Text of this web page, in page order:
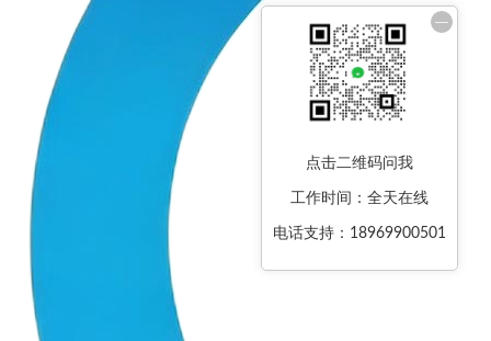
—
点击二维码问我
工作时间：全天在线
电话支持：18969900501